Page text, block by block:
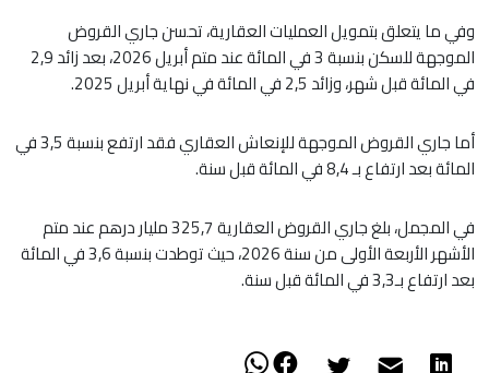
وفي ما يتعلق بتمويل العمليات العقارية، تحسن جاري القروض
الموجهة للسكن بنسبة 3 في المائة عند متم أبريل 2026، بعد زائد 2,9
في المائة قبل شهر، وزائد 2,5 في المائة في نهاية أبريل 2025.
أما جاري القروض الموجهة للإنعاش العقاري فقد ارتفع بنسبة 3,5 في
المائة بعد ارتفاع بـ 8,4 في المائة قبل سنة.
في المجمل، بلغ جاري القروض العقارية 325,7 مليار درهم عند متم
الأشهر الأربعة الأولى من سنة 2026، حيث توطدت بنسبة 3,6 في المائة
بعد ارتفاع بـ3,3 في المائة قبل سنة.